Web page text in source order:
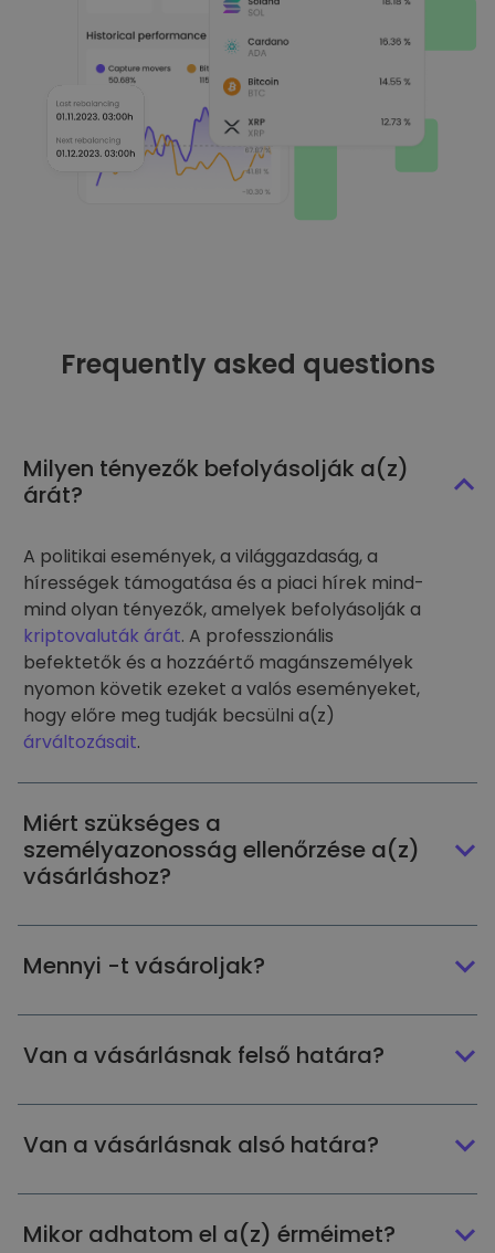
Frequently asked questions
Milyen tényezők befolyásolják a(z)
árát?
A politikai események, a világgazdaság, a
hírességek támogatása és a piaci hírek mind-
mind olyan tényezők, amelyek befolyásolják a
kriptovaluták árát. A professzionális
befektetők és a hozzáértő magánszemélyek
nyomon követik ezeket a valós eseményeket,
hogy előre meg tudják becsülni a(z)
árváltozásait.
Miért szükséges a
személyazonosság ellenőrzése a(z)
vásárláshoz?
Mennyi -t vásároljak?
Van a vásárlásnak felső határa?
Van a vásárlásnak alsó határa?
Mikor adhatom el a(z) érméimet?